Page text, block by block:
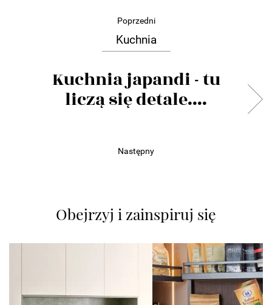
Poprzedni
Kuchnia
Kuchnia japandi - tu
liczą się detale....
Następny
Obejrzyj i zainspiruj się